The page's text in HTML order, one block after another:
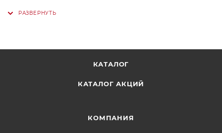
КАТАЛОГ
КАТАЛОГ АКЦИЙ
КОМПАНИЯ